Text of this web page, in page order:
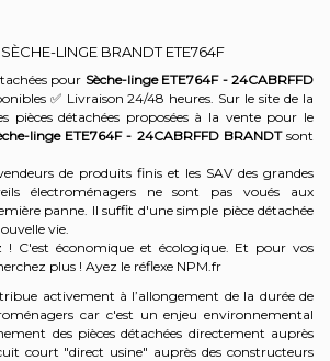
LINGE BRANDTETE764F
pour Sèche-linge ETE764F - 24CABRFFD
✅ Livraison 24/48 heures. Sur le site de la
pièces détachées proposées à la vente pour le
linge ETE764F - 24CABRFFD BRANDTsont
de produits finis et les SAV des grandes
électroménagers ne sont pas voués aux
panne. Il suffit d'une simple pièce détachée
vie.
! C'est économique et écologique. Et pour vos
plus ! Ayez le réflexe NPM.fr
activement à l’allongement de la durée de
car c'est un enjeu environnemental
des pièces détachées directement auprès
court "direct usine" auprès des constructeurs